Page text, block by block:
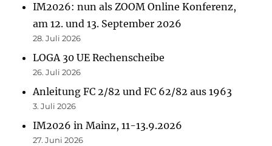
IM2026: nun als ZOOM Online Konferenz,
am 12. und 13. September 2026
28. Juli 2026
LOGA 30 UE Rechenscheibe
26. Juli 2026
Anleitung FC 2/82 und FC 62/82 aus 1963
3. Juli 2026
IM2026 in Mainz, 11-13.9.2026
27. Juni 2026